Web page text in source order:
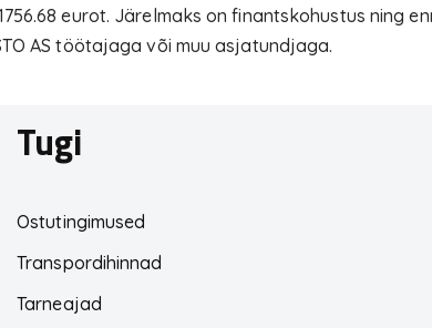
eurot. Järelmaks on finantskohustus ning
AS töötajaga või muu asjatundjaga.
Tugi
Ostutingimused
Transpordihinnad
Tarneajad